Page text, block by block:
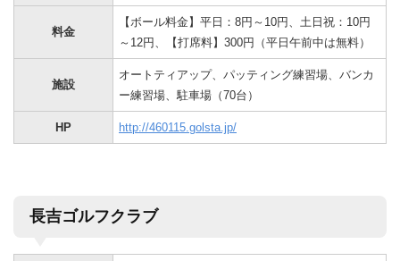
料金
【ボール料金】平日：8円～10円、土日祝：10円
～12円、【打席料】300円（平日午前中は無料）
施設
オートティアップ、パッティング練習場、バンカ
ー練習場、駐車場（70台）
HP http://460115.golsta.jp/
長吉ゴルフクラブ